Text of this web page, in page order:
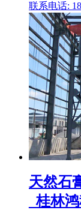
联系电话:
天然石
_桂林